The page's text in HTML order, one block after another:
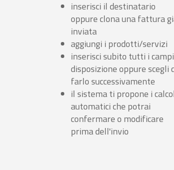
inserisci il destinatario
oppure clona una fattura
inviata
aggiungi i prodotti/servizi
inserisci subito tutti i
disposizione oppure scegli
farlo successivamente
il sistema ti propone i
automatici che potrai
confermare o modificare
prima dell'invio